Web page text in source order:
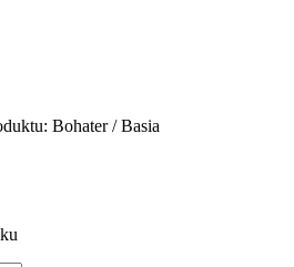
Bohater / Basia